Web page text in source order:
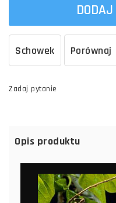
Schowek Porównaj
Zadaj pytanie
Opis produktu